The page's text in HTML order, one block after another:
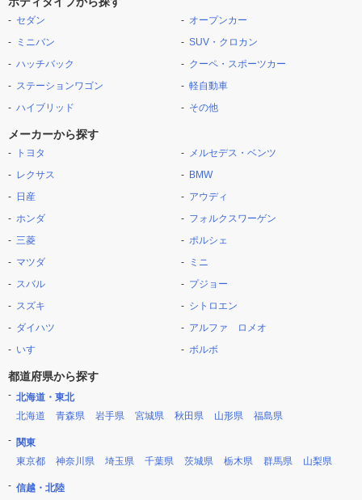
セダン
ミニバン
ハッチバック
ステーションワゴン
ハイブリッド
オープンカー
SUV・クロカン
クーペ・スポーツカー
軽自動車
その他
メーカーから探す
トヨタ
レクサス
日産
ホンダ
三菱
マツダ
スバル
スズキ
ダイハツ
いすゞ
メルセデス・ベンツ
BMW
アウディ
フォルクスワーゲン
ポルシェ
ミニ
プジョー
シトロエン
アルファ ロメオ
ボルボ
都道府県から探す
北海道・東北
北海道
青森県 岩手県 宮城県 秋田県 山形県 福島県
関東
東京都
神奈川県 埼玉県 千葉県 茨城県 栃木県 群馬県 山梨県
信越・北陸